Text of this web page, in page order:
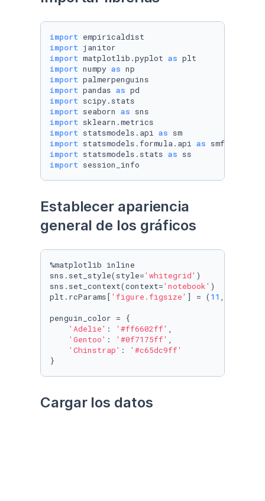
import
import
import matplotlib.pyplot as
import numpy as
import
import pandas as
import
import seaborn as
import
import statsmodels.api as
import statsmodels.formula.api as
import statsmodels.stats as
import session_info
Establecer apariencia
general de los gráficos
%matplotlib inline
sns.set_style(style='whitegrid' )
sns.set_context(context='notebook' )
plt.rcParams[ 'figure.figsize' ] = ( 11 ,
penguin_color = {
'Adelie' : '#ff6602ff' ,
'Gentoo' : '#0f7175ff' ,
'Chinstrap' :
'#c65dc9ff'
}
Cargar los datos